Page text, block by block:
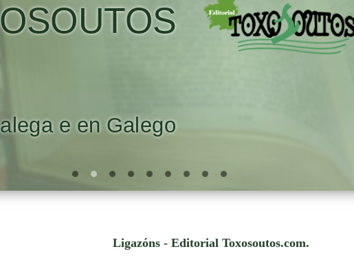
e en Galego
Ligazóns - Editorial Toxosoutos.com.